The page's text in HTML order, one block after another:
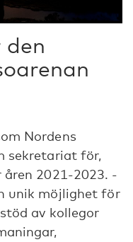
Nordens
sekretariat för,
2021-2023. -
unik möjlighet för
av kollegor